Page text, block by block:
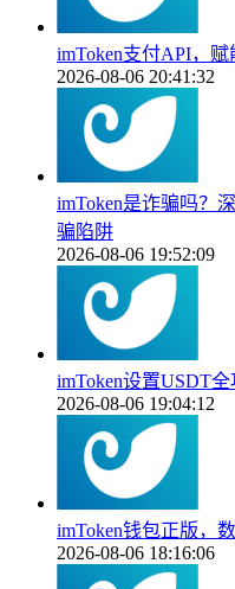
imToken支付API，
2026-08-06 20:41:32
imToken是诈骗吗？
骗陷阱
2026-08-06 19:52:09
imToken设置USDT
2026-08-06 19:04:12
imToken钱包正版，
2026-08-06 18:16:06